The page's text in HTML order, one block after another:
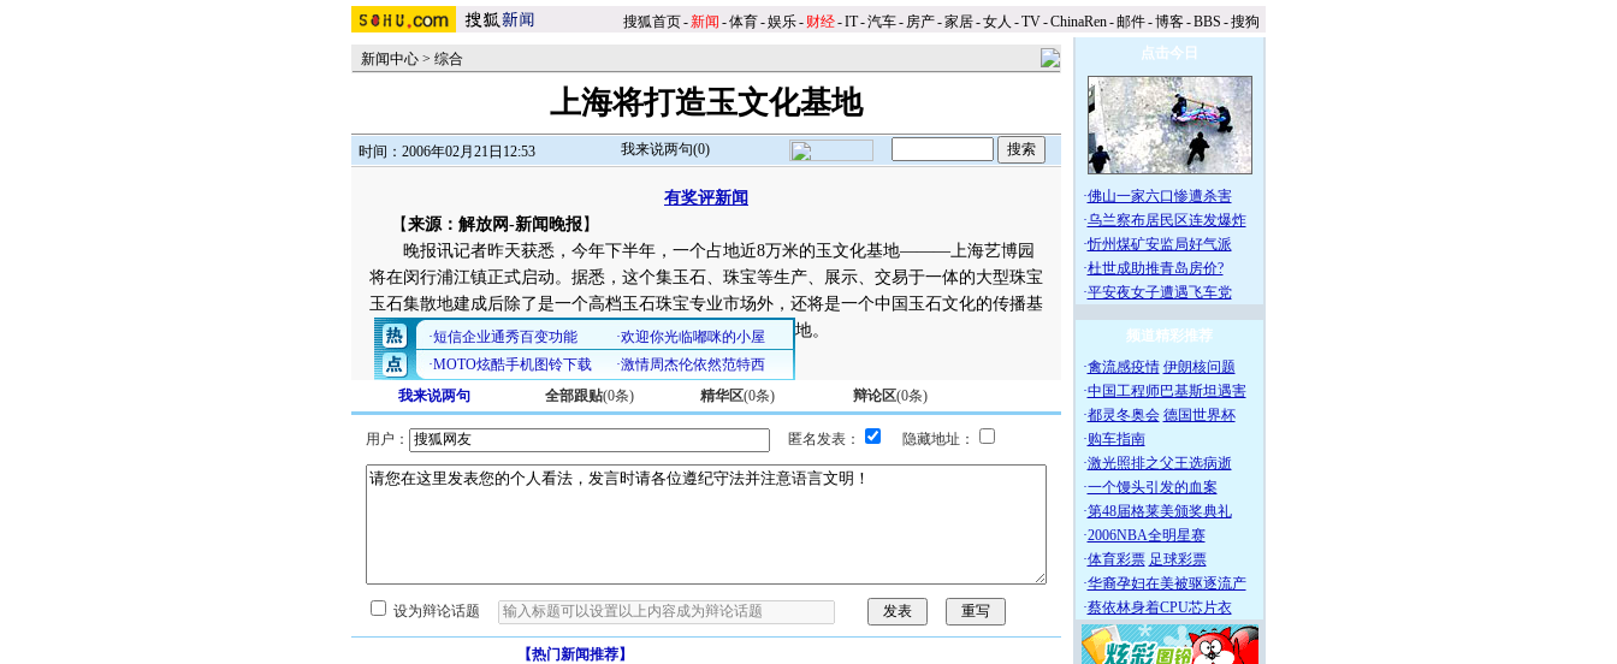
搜狐首页-新闻 -体育-娱乐- 财经-IT-汽车- 房产-家居-女人 -TV-ChinaRen-邮件-博客-BBS -搜狗
新闻中心 > 综合
上海将打造玉文化基地
时间：2006年02月21日12:53 我来说两句(0)
有奖评新闻
【来源：解放网-新闻晚报】
晚报讯记者昨天获悉，今年下半年，一个占地近8万米的玉文化基地———上海艺博园
将在闵行浦江镇正式启动。据悉，这个集玉石、珠宝等生产、展示、交易于一体的大型珠宝
玉石集散地建成后除了是一个高档玉石珠宝专业市场外，还将是一个中国玉石文化的传播基
地。
我来说两句 全部跟贴(0条) 精华区(0条) 辩论区(0条)
用户： 匿名发表： 隐藏地址：
设为辩论话题
【热门新闻推荐】
点击今日
·佛山一家六口惨遭杀害
·乌兰察布居民区连发爆炸
·忻州煤矿安监局好气派
·杜世成助推青岛房价?
·平安夜女子遭遇飞车党
频道精彩推荐
·禽流感疫情 伊朗核问题
·中国工程师巴基斯坦遇害
·都灵冬奥会 德国世界杯
·购车指南
·激光照排之父王选病逝
·一个馒头引发的血案
·第48届格莱美颁奖典礼
·2006NBA全明星赛
·体育彩票 足球彩票
·华裔孕妇在美被驱逐流产
·蔡依林身着CPU芯片衣